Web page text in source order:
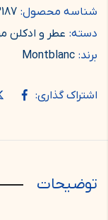
شناسه محصول:
دسته: عطر و ادکلن
برند: Montblanc
اشتراک گذاری:
توضیحات